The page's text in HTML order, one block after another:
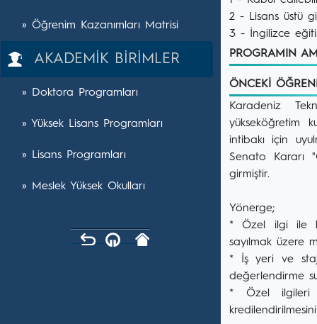
» Öğrenim Kazanımları Matrisi
AKADEMİK BİRİMLER
» Doktora Programları
» Yüksek Lisans Programları
» Lisans Programları
» Meslek Yüksek Okulları
2 - Lisans üstü
3 - İngilizce
PROGRAMIN
ÖNCEKİ
Karadeniz
yükseköğretim
intibakı için
Senato Kararı
girmiştir.
Yönerge;
* Özel ilgi ile
sayılmak üzere
* İş yeri ve staj
değerlendirme
* Özel ilgileri